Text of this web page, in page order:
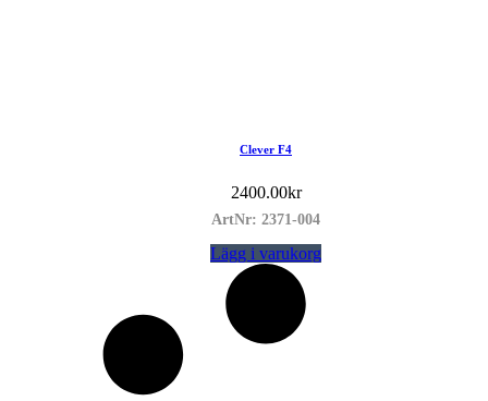
Clever F4
2400.00kr
ArtNr: 2371-004
Lägg i varukorg